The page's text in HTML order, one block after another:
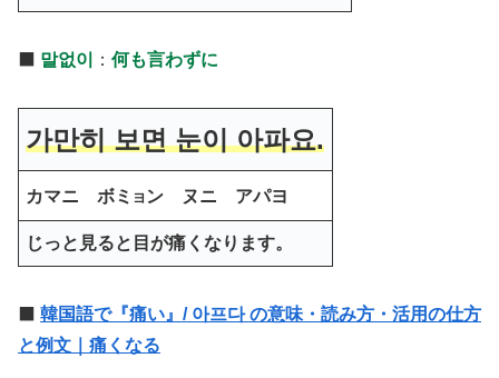
말없이 ： 何も言わずに
가만히 보면 눈이 아파요.
カマニ ボミ ヨ ン ヌニ アパヨ
じっと見ると目が痛くなります。
韓国語で『痛い』/ 아프다 の意味・読み方・活用の仕方
と例文｜痛くなる